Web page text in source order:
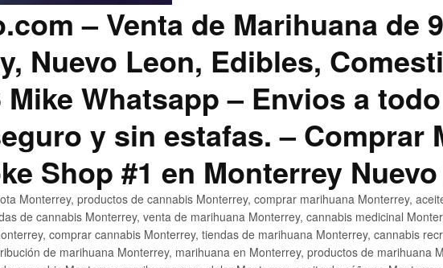
– Venta de Marihuana de
Nuevo Leon, Edibles,
Mike Whatsapp – Envios a todo
y sin estafas. – Comprar
Shop #1 en Monterrey
Monterrey, productos de cannabis Monterrey, comprar marihuana Monterrey,
de cannabis Monterrey, venta de marihuana Monterrey, cannabis medicinal
comprar cannabis Monterrey, tiendas de marihuana Monterrey, cannabis
de marihuana Monterrey, marihuana en Monterrey, productos de marihuana